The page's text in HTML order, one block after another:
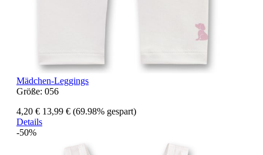
Mädchen-Leggings
Größe: 056
4,20 € 13,99 € (69.98% gespart)
Details
-50%